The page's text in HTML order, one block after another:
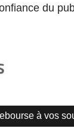
du
à vos